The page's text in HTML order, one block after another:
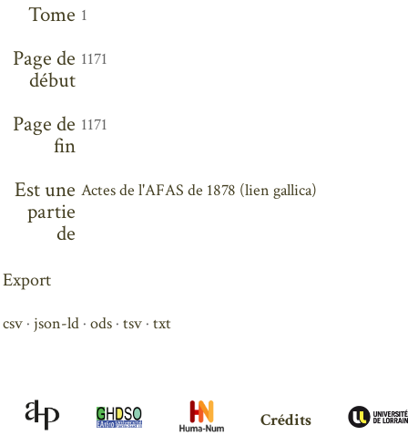
Tome 1
Page de
début
1171
Page de
fin
1171
Est une
partie
de
Actes de l'AFAS de 1878 (lien gallica)
Export
csv json-ld ods tsv txt
Crédits